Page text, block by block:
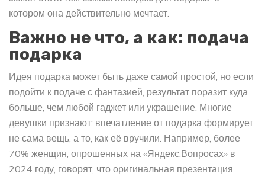
котором она действительно мечтает.
Важно не что, а как: подача
подарка
Идея подарка может быть даже самой простой, но если
подойти к подаче с фантазией, результат поразит куда
больше, чем любой гаджет или украшение. Многие
девушки признают: впечатление от подарка формирует
не сама вещь, а то, как её вручили. Например, более
70% женщин, опрошенных на «Яндекс.Вопросах» в
2024 году, говорят, что оригинальная презентация